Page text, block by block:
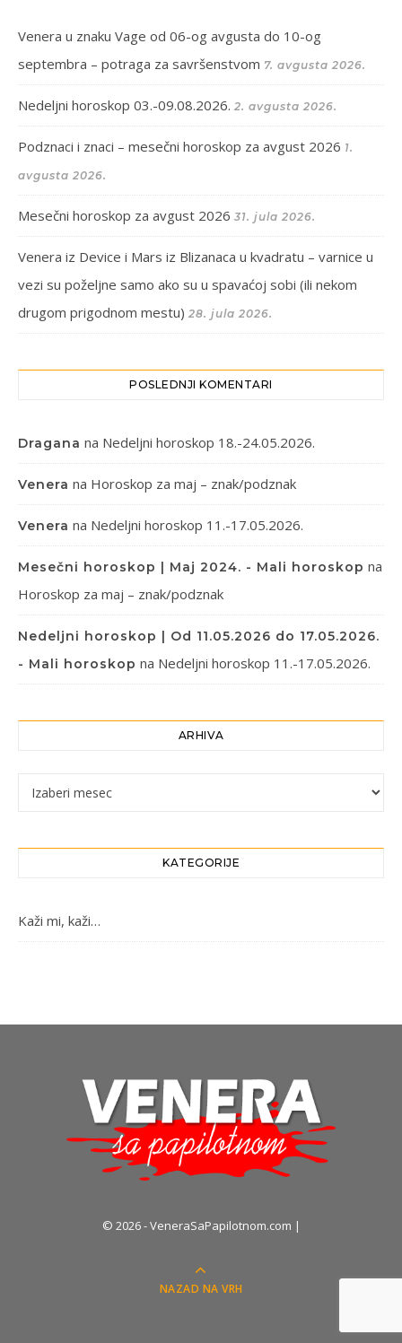
Venera u znaku Vage od 06-og avgusta do 10-og
septembra – potraga za savršenstvom 7. avgusta 2026.
Nedeljni horoskop 03.-09.08.2026. 2. avgusta 2026.
Podznaci i znaci – mesečni horoskop za avgust 2026 1.
avgusta 2026.
Mesečni horoskop za avgust 2026 31. jula 2026.
Venera iz Device i Mars iz Blizanaca u kvadratu – varnice u
vezi su poželjne samo ako su u spavaćoj sobi (ili nekom
drugom prigodnom mestu) 28. jula 2026.
POSLEDNJI KOMENTARI
Dragana na Nedeljni horoskop 18.-24.05.2026.
Venera na Horoskop za maj – znak/podznak
Venera na Nedeljni horoskop 11.-17.05.2026.
Mesečni horoskop | Maj 2024. - Mali horoskop na
Horoskop za maj – znak/podznak
Nedeljni horoskop | Od 11.05.2026 do 17.05.2026.
- Mali horoskop na Nedeljni horoskop 11.-17.05.2026.
ARHIVA
Arhiva
KATEGORIJE
Kaži mi, kaži…
© 2026 - VeneraSaPapilotnom.com |
NAZAD NA VRH